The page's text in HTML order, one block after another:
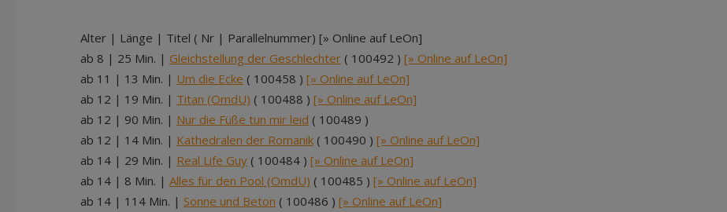
Alter | Länge | Titel ( Nr | Parallelnummer) [» Online auf LeOn]
ab 8 | 25 Min. | Gleichstellung der Geschlechter ( 100492 ) [» Online auf LeOn]
ab 11 | 13 Min. | Um die Ecke ( 100458 ) [» Online auf LeOn]
ab 12 | 19 Min. | Titan (OmdU) ( 100488 ) [» Online auf LeOn]
ab 12 | 90 Min. | Nur die Füße tun mir leid ( 100489 )
ab 12 | 14 Min. | Kathedralen der Romanik ( 100490 ) [» Online auf LeOn]
ab 14 | 29 Min. | Real Life Guy ( 100484 ) [» Online auf LeOn]
ab 14 | 8 Min. | Alles für den Pool (OmdU) ( 100485 ) [» Online auf LeOn]
ab 14 | 114 Min. | Sonne und Beton ( 100486 ) [» Online auf LeOn]